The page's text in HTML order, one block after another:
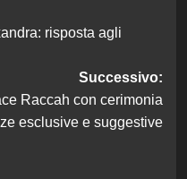
risposta agli
Successivo:
Raccah con cerimonia
esclusive e suggestive